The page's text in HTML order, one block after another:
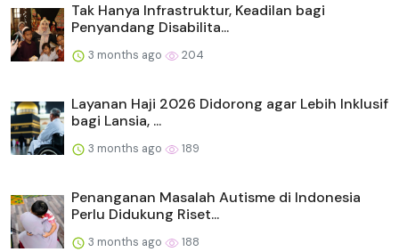
Tak Hanya Infrastruktur, Keadilan bagi
Penyandang Disabilita...
3 months ago 204
Layanan Haji 2026 Didorong agar Lebih Inklusif
bagi Lansia, ...
3 months ago 189
Penanganan Masalah Autisme di Indonesia
Perlu Didukung Riset...
3 months ago 188